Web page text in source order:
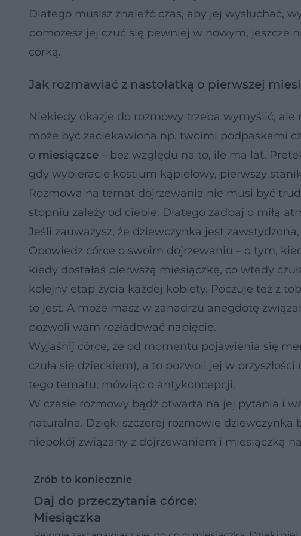
Dlatego musisz znaleźć czas, aby jej wysłuchać,
pomożesz jej czuć się pewniej w nowym, jeszcze
córką.
Jak rozmawiać z nastolatką o pierwszej
Niekiedy okazje do rozmowy trzeba wymyślić,
może być zaciekawiona np. twoimi podpaskami
o miesiączce – bez względu na to, ile ma lat.
gdy wybieracie kostium kąpielowy, pierwszy
Rozmowa na temat dojrzewania nie musi być
stopniu zależy od ciebie. Dlatego zadbaj o miłą
Jeśli zauważysz, że dziewczynka jest
Opowiedz córce o swoim dojrzewaniu – o tym,
kiedy dostałaś pierwszą miesiączkę, co wtedy
kolejny etap życia każdej kobiety. Poczuje też z
to jest. A może masz w zanadrzu anegdotę
pozwoli wam rozładować napięcie.
Wyjaśnij córce, że od momentu pojawienia się
czuła się dzieckiem), a to pozwoli jej w
tego tematu, mówiąc o antykoncepcji.
W czasie rozmowy bądź otwarta na jej pytania i
naturalna. Dzięki szczerej rozmowie dziewczynka
niepokój związany z dojrzewaniem i miesiączką
Zrób to koniecznie
Daj do przeczytania córce:
Miesiączka